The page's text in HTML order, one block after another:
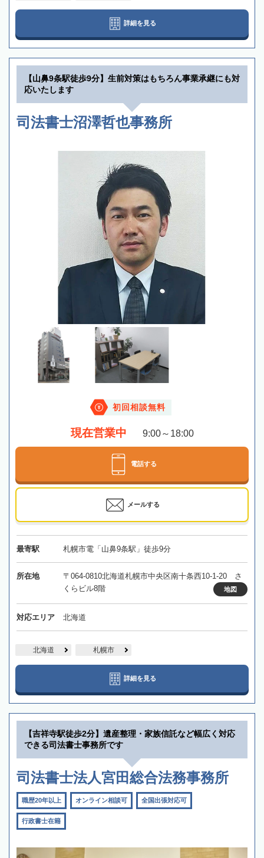
詳細を見る
【山鼻9条駅徒歩9分】生前対策はもちろん事業承継にも対
応いたします
司法書士沼澤哲也事務所
初回相談無料
現在営業中 9:00～18:00
電話する
メールする
最寄駅 札幌市電「山鼻9条駅」徒歩9分
所在地
〒064-0810北海道札幌市中央区南十条西10-1-20 さ
くらビル8階
地図
対応エリア 北海道
北海道 札幌市
詳細を見る
【吉祥寺駅徒歩2分】遺産整理・家族信託など幅広く対応
できる司法書士事務所です
司法書士法人宮田総合法務事務所
職歴20年以上 オンライン相談可 全国出張対応可
行政書士在籍